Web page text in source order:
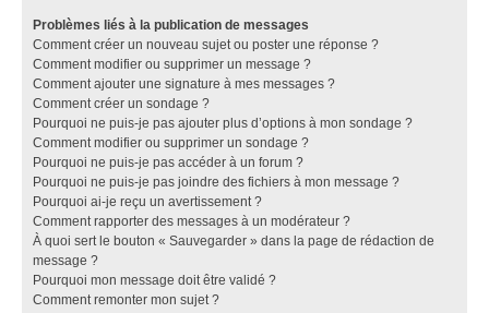
Problèmes liés à la publication de messages
Comment créer un nouveau sujet ou poster une réponse ?
Comment modifier ou supprimer un message ?
Comment ajouter une signature à mes messages ?
Comment créer un sondage ?
Pourquoi ne puis-je pas ajouter plus d’options à mon sondage ?
Comment modifier ou supprimer un sondage ?
Pourquoi ne puis-je pas accéder à un forum ?
Pourquoi ne puis-je pas joindre des fichiers à mon message ?
Pourquoi ai-je reçu un avertissement ?
Comment rapporter des messages à un modérateur ?
À quoi sert le bouton « Sauvegarder » dans la page de rédaction de
message ?
Pourquoi mon message doit être validé ?
Comment remonter mon sujet ?